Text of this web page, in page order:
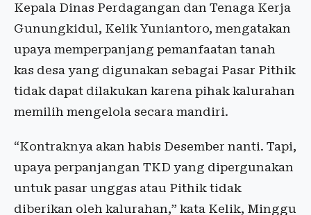
Kepala Dinas Perdagangan dan Tenaga Kerja
Gunungkidul, Kelik Yuniantoro, mengatakan
upaya memperpanjang pemanfaatan tanah
kas desa yang digunakan sebagai Pasar Pithik
tidak dapat dilakukan karena pihak kalurahan
memilih mengelola secara mandiri.
“Kontraknya akan habis Desember nanti. Tapi,
upaya perpanjangan TKD yang dipergunakan
untuk pasar unggas atau Pithik tidak
diberikan oleh kalurahan,” kata Kelik, Minggu